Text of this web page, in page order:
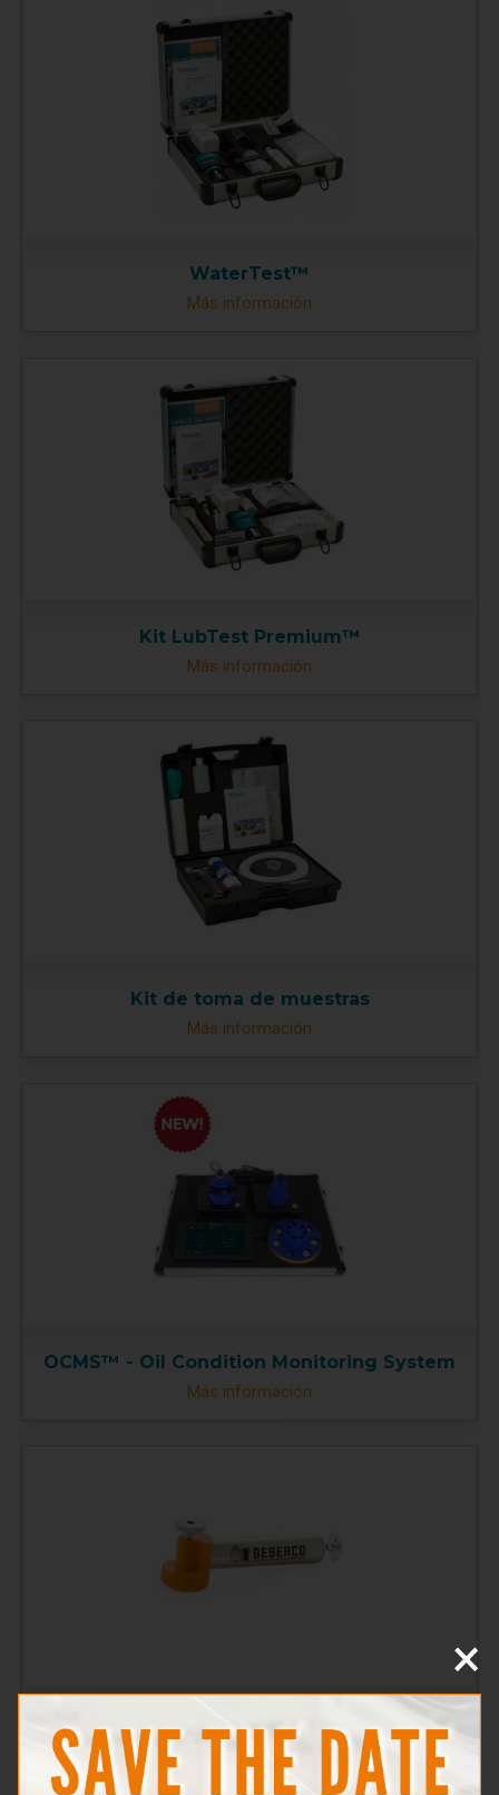
WaterTest™
Más información
Kit LubTest Premium™
Más información
Kit de toma de muestras
Más información
OCMS™ - Oil Condition Monitoring System
Más información
Bombas de muestreo
Más información
×